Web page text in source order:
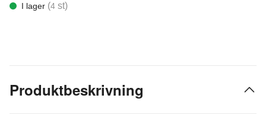
I lager (4 st)
Produktbeskrivning